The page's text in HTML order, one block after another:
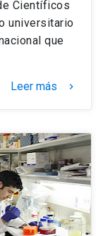
Científicos
universitario
que
Leer más keyboard_arrow_right